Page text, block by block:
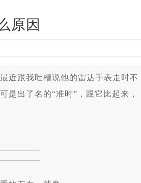
原因
跟我吐槽说他的雷达手表走时不
是出了名的“准时”，跟它比起来，